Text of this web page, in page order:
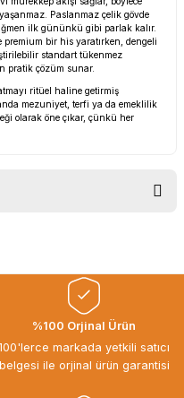
Paslanmaz çelik gövde
ilk gününkü gibi parlak kalır.
premium bir his yaratırken, dengeli
standart tükenmez
pratik çözüm sunar.
ritüel haline getirmiş
mezuniyet, terfi ya da emeklilik
olarak öne çıkar, çünkü her
%100 Orjinal Ürün
markada yetkili satıcı
belgesi ile orjinal ürün garantisi